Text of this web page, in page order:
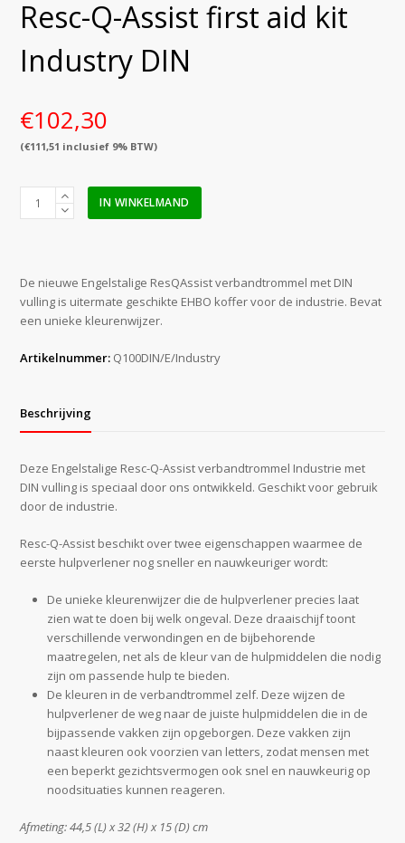
Resc-Q-Assist first aid kit
Industry DIN
€102,30
(€111,51 inclusief 9% BTW)
kit
Industry
DIN
IN WINKELMAND
De nieuwe Engelstalige ResQAssist verbandtrommel met DIN
vulling is uitermate geschikte EHBO koffer voor de industrie. Bevat
een unieke kleurenwijzer.
Artikelnummer: Q100DIN/E/Industry
Beschrijving
Deze Engelstalige Resc-Q-Assist verbandtrommel Industrie met
DIN vulling is speciaal door ons ontwikkeld. Geschikt voor gebruik
door de industrie.
Resc-Q-Assist beschikt over twee eigenschappen waarmee de
eerste hulpverlener nog sneller en nauwkeuriger wordt:
De unieke kleurenwijzer die de hulpverlener precies laat
zien wat te doen bij welk ongeval. Deze draaischijf toont
verschillende verwondingen en de bijbehorende
maatregelen, net als de kleur van de hulpmiddelen die nodig
zijn om passende hulp te bieden.
De kleuren in de verbandtrommel zelf. Deze wijzen de
hulpverlener de weg naar de juiste hulpmiddelen die in de
bijpassende vakken zijn opgeborgen. Deze vakken zijn
naast kleuren ook voorzien van letters, zodat mensen met
een beperkt gezichtsvermogen ook snel en nauwkeurig op
noodsituaties kunnen reageren.
Afmeting: 44,5 (L) x 32 (H) x 15 (D) cm